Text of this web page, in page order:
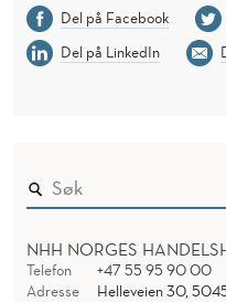
Del på Facebook
Del på LinkedIn
NHH NORGES
Telefon
+47 55 95 90 00
Adresse
Helleveien 30,